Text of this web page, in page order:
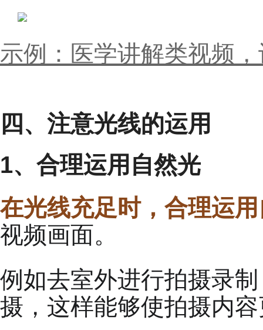
示例：医学讲解类视频
四、注意光线的运用
1、合理运用自然光
在光线充足时，合理运
视频画面。
例如去室外进行拍摄录
摄，这样能够使拍摄内